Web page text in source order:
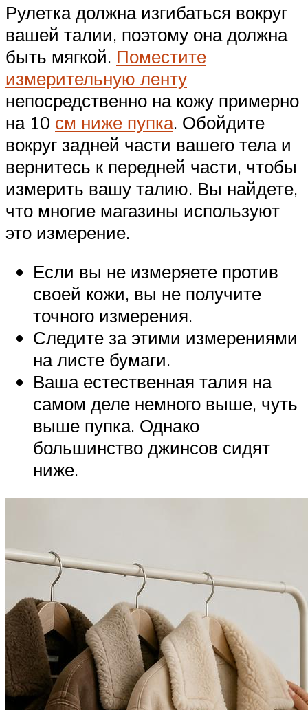
Рулетка должна изгибаться вокруг
вашей талии, поэтому она должна
быть мягкой. Поместите
измерительную ленту
непосредственно на кожу примерно
на 10 см ниже пупка. Обойдите
вокруг задней части вашего тела и
вернитесь к передней части, чтобы
измерить вашу талию. Вы найдете,
что многие магазины используют
это измерение.
Если вы не измеряете против
своей кожи, вы не получите
точного измерения.
Следите за этими измерениями
на листе бумаги.
Ваша естественная талия на
самом деле немного выше, чуть
выше пупка. Однако
большинство джинсов сидят
ниже.